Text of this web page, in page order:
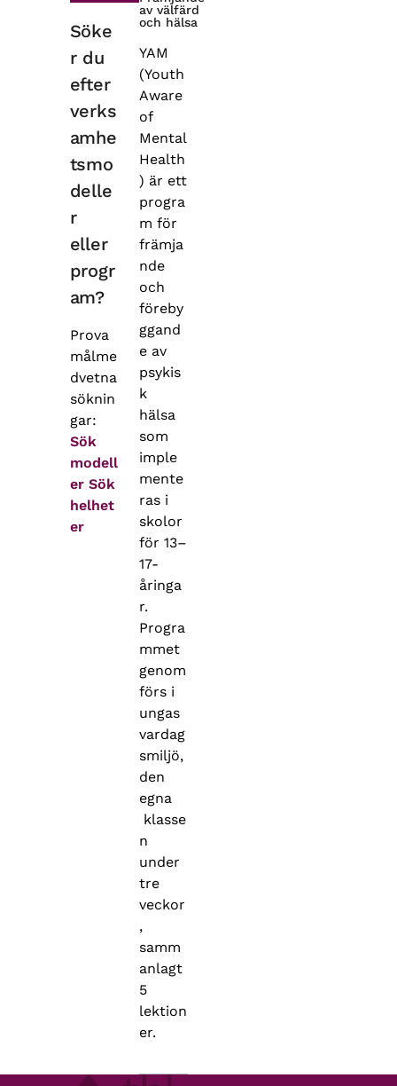
Söke
r du
efter
verks
amhe
tsmo
delle
r
eller
progr
am?
Prova
målme
dvetna
söknin
gar:
Sök
modell
er Sök
helhet
er
av välfärd
och hälsa
YAM
(Youth
Aware
of
Mental
Health
) är ett
progra
m för
främja
nde
och
föreby
ggand
e av
psykis
k
hälsa
som
imple
mente
ras i
skolor
för 13–
17-
åringa
r.
Progra
mmet
genom
förs i
ungas
vardag
smiljö,
den
egna
klasse
n
under
tre
veckor
,
samm
anlagt
5
lektion
er.